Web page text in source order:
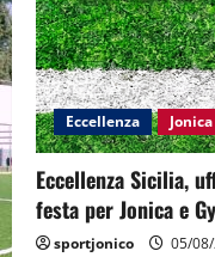
Eccellenza
Eccellenza Sicilia,
festa per Jonica e
sportjonico 05/